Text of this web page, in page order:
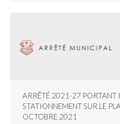
ARRÊTÉ 2021-27 PORTANT
STATIONNEMENT SUR LE
OCTOBRE 2021